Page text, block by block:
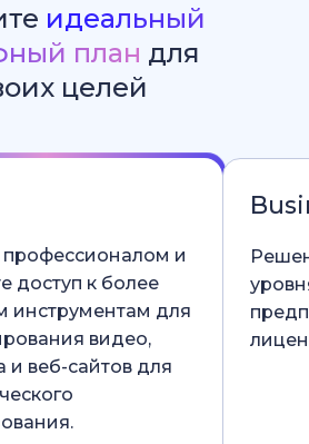
идеальный
план для
целей
профессионалом и
доступ к более
для
видео,
и веб-сайтов для